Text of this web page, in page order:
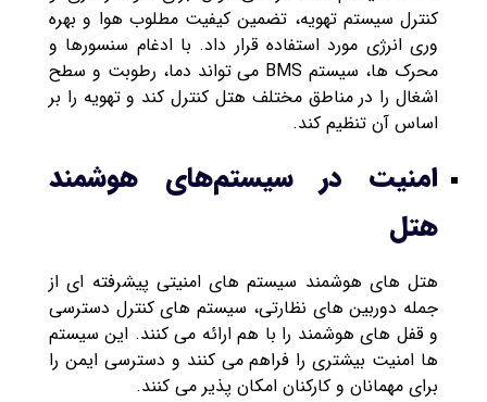
کنترل سیستم تهویه، تضمین کیفیت مطلوب هوا و بهره
وری انرژی مورد استفاده قرار داد. با ادغام سنسورها و
محرک ها، سیستم BMS می تواند دما، رطوبت و سطح
اشغال را در مناطق مختلف هتل کنترل کند و تهویه را بر
اساس آن تنظیم کند.
امنیت در سیستم‌های هوشمند
هتل
هتل های هوشمند سیستم های امنیتی پیشرفته ای از
جمله دوربین های نظارتی، سیستم های کنترل دسترسی
و قفل های هوشمند را با هم ارائه می کنند. این سیستم
ها امنیت بیشتری را فراهم می کنند و دسترسی ایمن را
برای مهمانان و کارکنان امکان پذیر می کنند.